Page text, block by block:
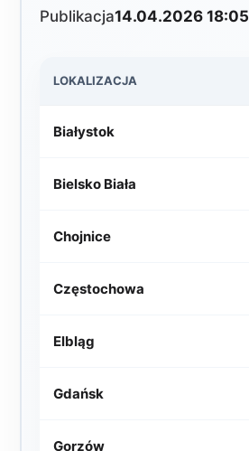
Publikacja14.04.2026 18:05
LOKALIZACJA
Białystok
Bielsko Biała
Chojnice
Częstochowa
Elbląg
Gdańsk
Gorzów